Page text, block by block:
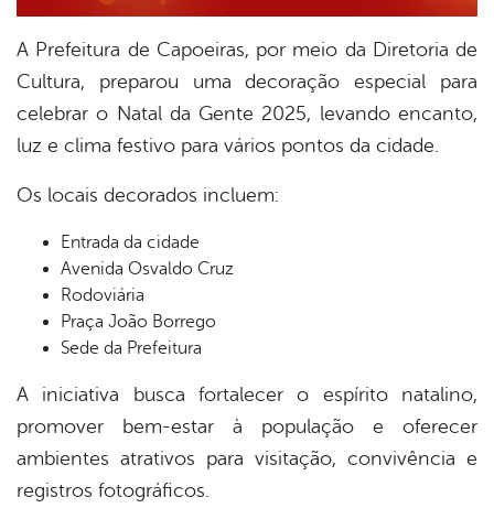
A Prefeitura de Capoeiras, por meio da Diretoria de
Cultura, preparou uma decoração especial para
celebrar o Natal da Gente 2025, levando encanto,
luz e clima festivo para vários pontos da cidade.
Os locais decorados incluem:
Entrada da cidade
Avenida Osvaldo Cruz
Rodoviária
Praça João Borrego
Sede da Prefeitura
A iniciativa busca fortalecer o espírito natalino,
promover bem-estar à população e oferecer
ambientes atrativos para visitação, convivência e
registros fotográficos.